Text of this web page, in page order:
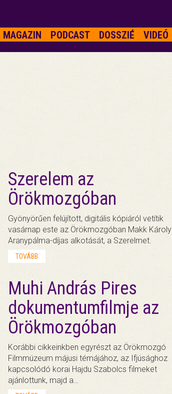
MAGAZIN PODCAST DOSSZIÉ VIDEÓ
Szerelem az
Örökmozgóban
Gyönyörűen felújított, digitális kópiáról vetítik
vasárnap este az Örökmozgóban Makk Károly
Aranypálma-díjas alkotását, a Szerelmet.
TOVÁBB
Muhi András Pires
dokumentumfilmje az
Örökmozgóban
Korábbi cikkeinkben egyrészt az Örökmozgó
Filmmúzeum májusi témájához, az Ifjúsághoz
kapcsolódó korai Hajdu Szabolcs filmeket
ajánlottunk, majd a…